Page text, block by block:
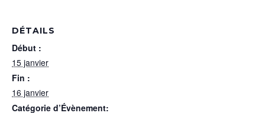
DÉTAILS
Début :
15 janvier
Fin :
16 janvier
Catégorie d’Évènement: